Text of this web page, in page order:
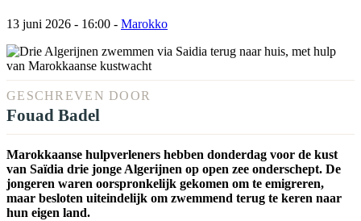
13 juni 2026 - 16:00 - Marokko
GESCHREVEN DOOR
Fouad Badel
Marokkaanse hulpverleners hebben donderdag voor de kust
van Saïdia drie jonge Algerijnen op open zee onderschept. De
jongeren waren oorspronkelijk gekomen om te emigreren,
maar besloten uiteindelijk om zwemmend terug te keren naar
hun eigen land.